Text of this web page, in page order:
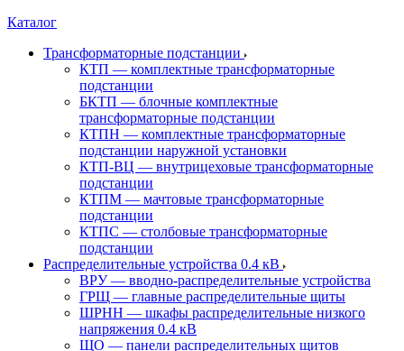
Каталог
Трансформаторные подстанции
КТП — комплектные трансформаторные
подстанции
БКТП — блочные комплектные
трансформаторные подстанции
КТПН — комплектные трансформаторные
подстанции наружной установки
КТП-ВЦ — внутрицеховые трансформаторные
подстанции
КТПМ — мачтовые трансформаторные
подстанции
КТПС — столбовые трансформаторные
подстанции
Распределительные устройства 0.4 кВ
ВРУ — вводно-распределительные устройства
ГРЩ — главные распределительные щиты
ШРНН — шкафы распределительные низкого
напряжения 0.4 кВ
ЩО — панели распределительных щитов